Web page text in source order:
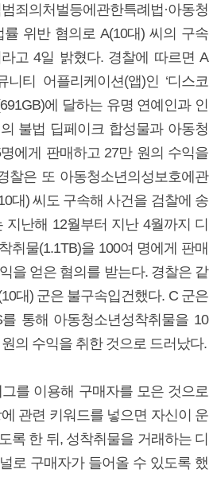
죄의처벌등에관한특례법·아동청
률 위반 혐의로 A(10대) 씨의 구속
고 4일 밝혔다. 경찰에 따르면 A
티 어플리케이션(앱)인 ‘디스코
에 달하는 유명 연예인과 인
불법 딥페이크 합성물과 아동청
에게 판매하고 27만 원의 수익을
찰은 또 아동청소년의성보호에관
대) 씨도 구속해 사건을 검찰에 송
지난해 12월부터 지난 4월까지 디
취물(1.1TB)을 100여 명에게 판매
을 얻은 혐의를 받는다. 경찰은 같
대) 군은 불구속입건했다. C 군은
통해 아동청소년성착취물을 10
의 수익을 취한 것으로 드러났다.
를 이용해 구매자를 모은 것으로
관련 키워드를 넣으면 자신이 운
록 한 뒤, 성착취물을 거래하는 디
로 구매자가 들어올 수 있도록 했